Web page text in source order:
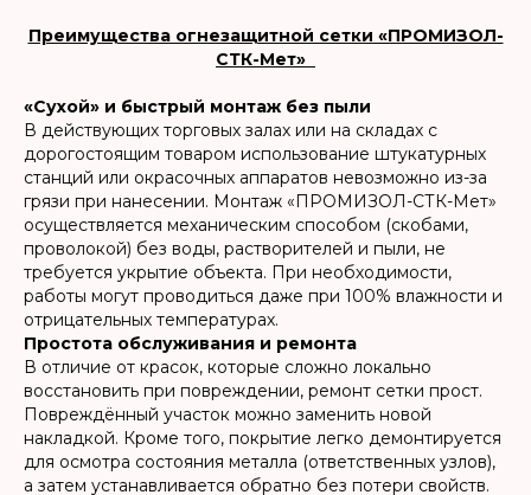
Преимущества огнезащитной сетки «ПРОМИЗОЛ-
СТК-Мет»
«Сухой» и быстрый монтаж без пыли
В действующих торговых залах или на складах с
дорогостоящим товаром использование штукатурных
станций или окрасочных аппаратов невозможно из-за
грязи при нанесении. Монтаж «ПРОМИЗОЛ-СТК-Мет»
осуществляется механическим способом (скобами,
проволокой) без воды, растворителей и пыли, не
требуется укрытие объекта. При необходимости,
работы могут проводиться даже при 100% влажности и
отрицательных температурах.
Простота обслуживания и ремонта
В отличие от красок, которые сложно локально
восстановить при повреждении, ремонт сетки прост.
Повреждённый участок можно заменить новой
накладкой. Кроме того, покрытие легко демонтируется
для осмотра состояния металла (ответственных узлов),
а затем устанавливается обратно без потери свойств.